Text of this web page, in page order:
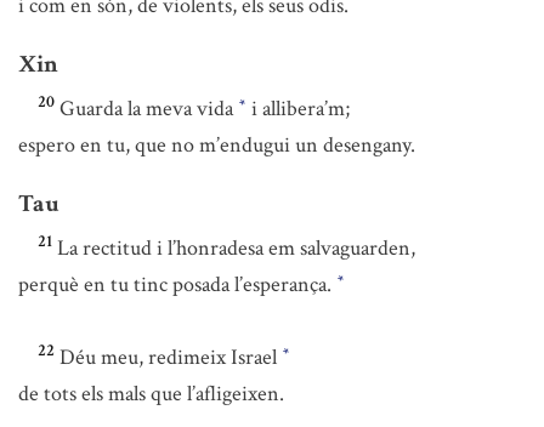
Xin
20 Guarda la meva vida * i allibera’m;
espero en tu, que no m’endugui un desengany.
Tau
21 La rectitud i l’honradesa em salvaguarden,
perquè en tu tinc posada l’esperança. *
22 Déu meu, redimeix Israel *
de tots els mals que l’afligeixen.